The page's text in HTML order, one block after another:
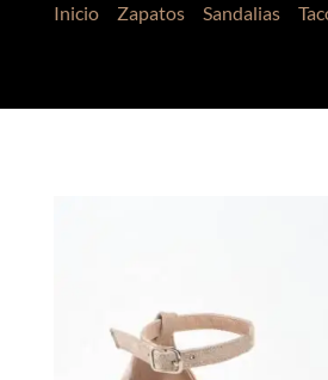
Inicio> Zapatos> Sandalias>